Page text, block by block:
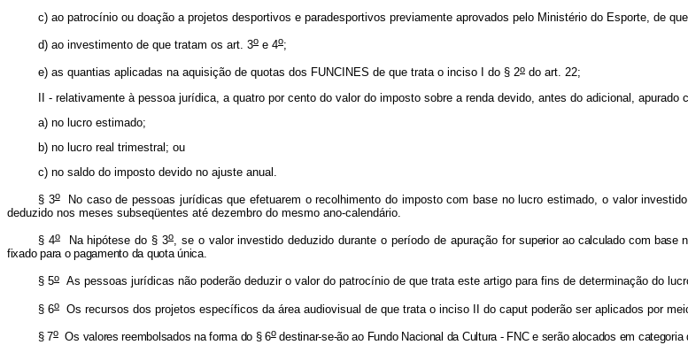
c) ao patrocínio ou doação a projetos desportivos e paradesportivos previamente aprovados pelo Ministério do Esporte, de
d) ao investimento de que tratam os art. 3o e 4o;
e) as quantias aplicadas na aquisição de quotas dos FUNCINES de que trata o inciso I do § 2o do art. 22;
II - relativamente à pessoa jurídica, a quatro por cento do valor do imposto sobre a renda devido, antes do adicional, apurado
a) no lucro estimado;
b) no lucro real trimestral; ou
c) no saldo do imposto devido no ajuste anual.
§ 3oNo caso de pessoas jurídicas que efetuarem o recolhimento do imposto com base no lucro estimado, o valor
deduzido nos meses subseqüentes até dezembro do mesmo ano-calendário.
§ 4oNa hipótese do § 3o, se o valor investido deduzido durante o período de apuração forsuperior ao calculado com base
fixado para o pagamento da quota única.
§ 5o As pessoas jurídicas não poderão deduzir o valor do patrocínio de que trata este artigo para fins de determinação do
§ 6o Os recursos dos projetos específicos da área audiovisual de que trata o inciso II do caput poderão ser aplicados por
§ 7oOs valores reembolsados na forma do § 6odestinar-se-ão ao Fundo Nacional da Cultura - FNC e serão alocados em